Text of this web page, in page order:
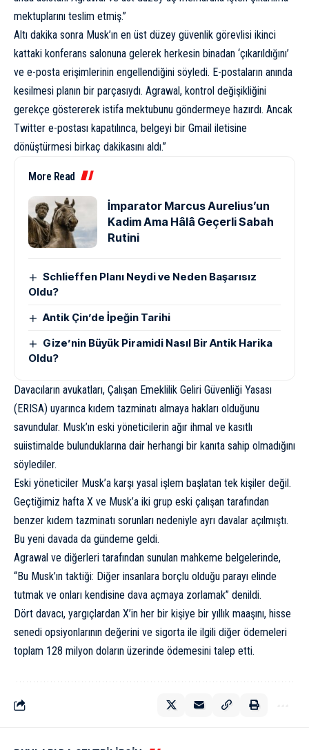
mektuplarını teslim etmiş.”
Altı dakika sonra Musk’ın en üst düzey güvenlik görevlisi ikinci
kattaki konferans salonuna gelerek herkesin binadan ‘çıkarıldığını’
ve e-posta erişimlerinin engellendiğini söyledi. E-postaların anında
kesilmesi planın bir parçasıydı. Agrawal, kontrol değişikliğini
gerekçe göstererek istifa mektubunu göndermeye hazırdı. Ancak
Twitter e-postası kapatılınca, belgeyi bir Gmail iletisine
dönüştürmesi birkaç dakikasını aldı.”
More Read
İmparator Marcus Aurelius’un
Kadim Ama Hâlâ Geçerli Sabah
Rutini
Schlieffen Planı Neydi ve Neden Başarısız
Oldu?
Antik Çin’de İpeğin Tarihi
Gize’nin Büyük Piramidi Nasıl Bir Antik Harika
Oldu?
Davacıların avukatları, Çalışan Emeklilik Geliri Güvenliği Yasası
(ERISA) uyarınca kıdem tazminatı almaya hakları olduğunu
savundular. Musk’ın eski yöneticilerin ağır ihmal ve kasıtlı
suiistimalde bulunduklarına dair herhangi bir kanıta sahip olmadığını
söylediler.
Eski yöneticiler Musk’a karşı yasal işlem başlatan tek kişiler değil.
Geçtiğimiz hafta X ve Musk’a iki grup eski çalışan tarafından
benzer kıdem tazminatı sorunları nedeniyle ayrı davalar açılmıştı.
Bu yeni davada da gündeme geldi.
Agrawal ve diğerleri tarafından sunulan mahkeme belgelerinde,
“Bu Musk’ın taktiği: Diğer insanlara borçlu olduğu parayı elinde
tutmak ve onları kendisine dava açmaya zorlamak” denildi.
Dört davacı, yargıçlardan X’in her bir kişiye bir yıllık maaşını, hisse
senedi opsiyonlarının değerini ve sigorta ile ilgili diğer ödemeleri
toplam 128 milyon doların üzerinde ödemesini talep etti.